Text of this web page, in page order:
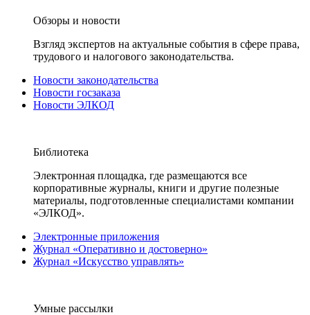
Обзоры и новости
Взгляд экспертов на актуальные события в сфере права,
трудового и налогового законодательства.
Новости законодательства
Новости госзаказа
Новости ЭЛКОД
Библиотека
Электронная площадка, где размещаются все
корпоративные журналы, книги и другие полезные
материалы, подготовленные специалистами компании
«ЭЛКОД».
Электронные приложения
Журнал «Оперативно и достоверно»
Журнал «Искусство управлять»
Умные рассылки